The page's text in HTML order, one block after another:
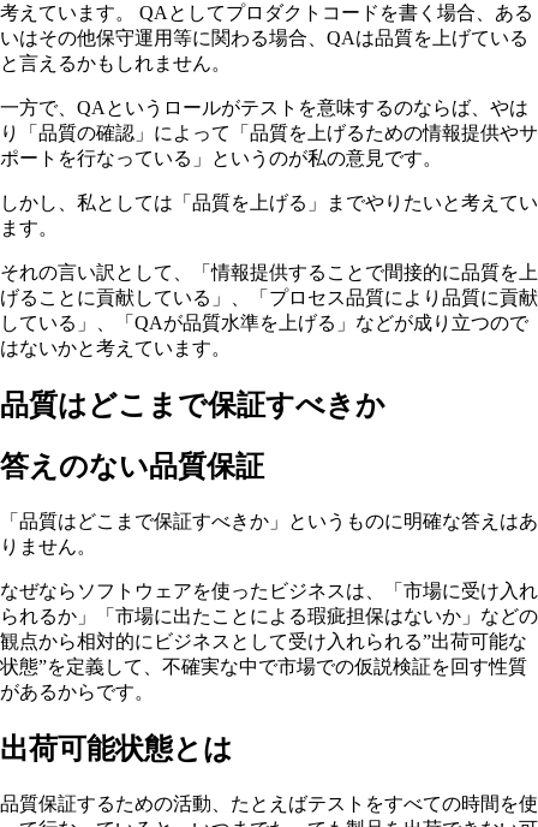
考えています。 QAとしてプロダクトコードを書く場合、ある
いはその他保守運用等に関わる場合、QAは品質を上げている
と言えるかもしれません。
一方で、QAというロールがテストを意味するのならば、やは
り「品質の確認」によって「品質を上げるための情報提供やサ
ポートを行なっている」というのが私の意見です。
しかし、私としては「品質を上げる」までやりたいと考えてい
ます。
それの言い訳として、「情報提供することで間接的に品質を上
げることに貢献している」、「プロセス品質により品質に貢献
している」、「QAが品質水準を上げる」などが成り立つので
はないかと考えています。
品質はどこまで保証すべきか
答えのない品質保証
「品質はどこまで保証すべきか」というものに明確な答えはあ
りません。
なぜならソフトウェアを使ったビジネスは、「市場に受け入れ
られるか」「市場に出たことによる瑕疵担保はないか」などの
観点から相対的にビジネスとして受け入れられる”出荷可能な
状態”を定義して、不確実な中で市場での仮説検証を回す性質
があるからです。
出荷可能状態とは
品質保証するための活動、たとえばテストをすべての時間を使